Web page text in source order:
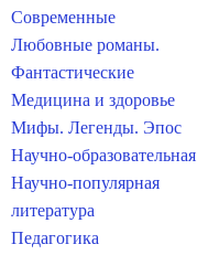
Современные
Любовные романы.
Фантастические
Медицина и здоровье
Мифы. Легенды. Эпос
Научно-образовательная
Научно-популярная
литература
Педагогика